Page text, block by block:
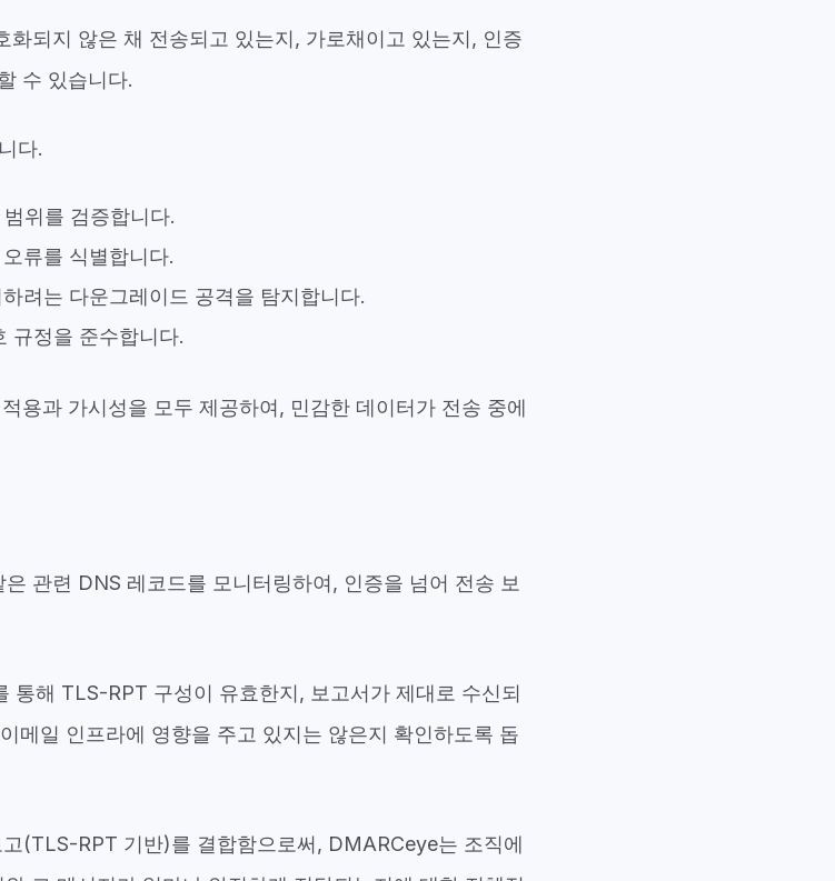
되지 않은 채 전송되고 있는지, 가로채이고 있는지, 인증
수 있습니다.
다.
위를 검증합니다.
류를 식별합니다.
려는 다운그레이드 공격을 탐지합니다.
규정을 준수합니다.
용과 가시성을 모두 제공하여, 민감한 데이터가 전송 중에
관련 DNS 레코드를 모니터링하여, 인증을 넘어 전송 보
통해 TLS-RPT 구성이 유효한지, 보고서가 제대로 수신되
메일 인프라에 영향을 주고 있지는 않은지 확인하도록 돕
(TLS-RPT 기반)를 결합함으로써, DMARCeye는 조직에